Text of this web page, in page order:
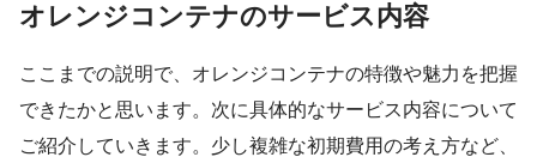
オレンジコンテナのサービス内容
ここまでの説明で、オレンジコンテナの特徴や魅力を把握
できたかと思います。次に具体的なサービス内容について
ご紹介していきます。少し複雑な初期費用の考え方など、